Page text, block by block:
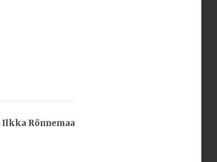
Ilkka Rönnemaa